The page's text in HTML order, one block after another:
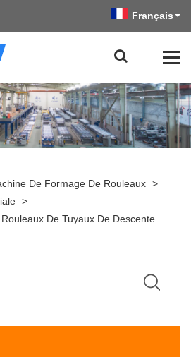
Français
De Formage De Rouleaux >
>
De Tuyaux De Descente